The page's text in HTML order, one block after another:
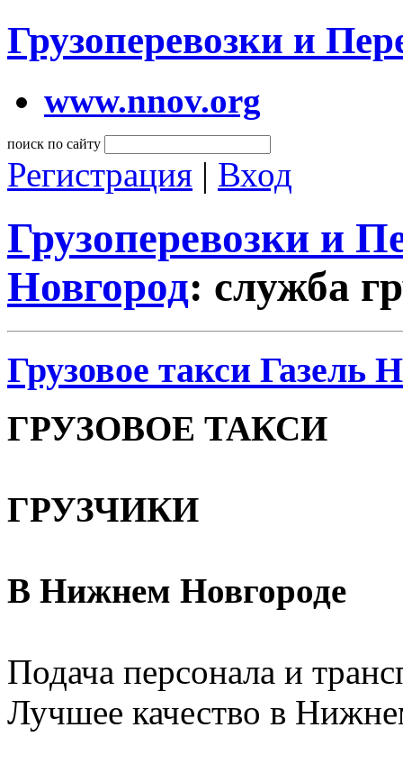
Грузоперевозки и
www.nnov.org
поиск по сайту
Регистрация | Вход
Грузоперевозки и
Новгород: служба
Грузовое такси Газель
ГРУЗОВОЕ ТАКСИ
ГРУЗЧИКИ
В Нижнем Новгороде
Подача персонала и
Лучшее качество в